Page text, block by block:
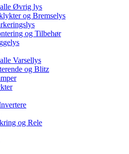
Øvrig lys
og Bremselys
og Tilbehør
Varsellys
og Blitz
og Rele